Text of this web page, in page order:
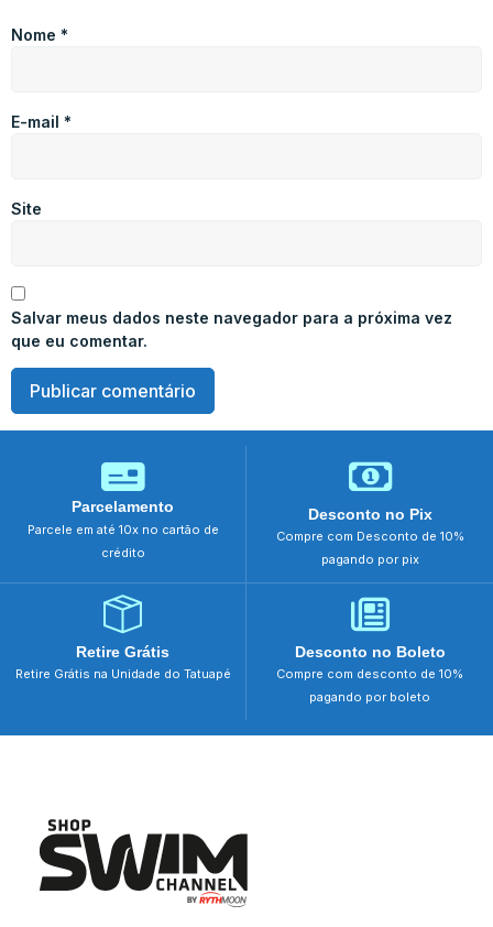
Nome *
E-mail *
Site
Salvar meus dados neste navegador para a próxima vez
que eu comentar.
Parcelamento
Parcele em até 10x no cartão de
crédito
Desconto no Pix
Compre com Desconto de 10%
pagando por pix
Retire Grátis
Retire Grátis na Unidade do Tatuapé
Desconto no Boleto
Compre com desconto de 10%
pagando por boleto